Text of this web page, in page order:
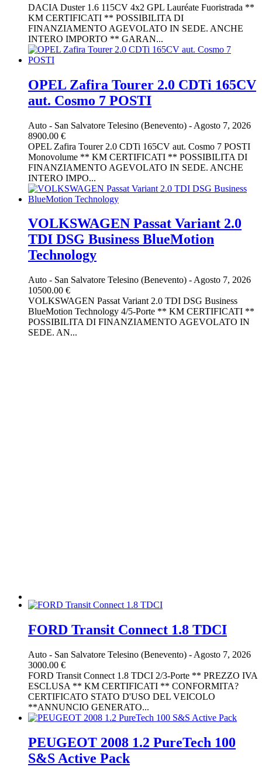
DACIA Duster 1.6 115CV 4x2 GPL Lauréate Fuoristrada **
KM CERTIFICATI ** POSSIBILITA DI
FINANZIAMENTO AGEVOLATO IN SEDE. ANCHE
INTERO IMPORTO ** GARAN...
OPEL Zafira Tourer 2.0 CDTi 165CV
aut. Cosmo 7 POSTI
Auto - San Salvatore Telesino (Benevento) - Agosto 7, 2026
8900.00 €
OPEL Zafira Tourer 2.0 CDTi 165CV aut. Cosmo 7 POSTI
Monovolume ** KM CERTIFICATI ** POSSIBILITA DI
FINANZIAMENTO AGEVOLATO IN SEDE. ANCHE
INTERO IMPO...
VOLKSWAGEN Passat Variant 2.0
TDI DSG Business BlueMotion
Technology
Auto - San Salvatore Telesino (Benevento) - Agosto 7, 2026
10500.00 €
VOLKSWAGEN Passat Variant 2.0 TDI DSG Business
BlueMotion Technology 4/5-Porte ** KM CERTIFICATI **
POSSIBILITA DI FINANZIAMENTO AGEVOLATO IN
SEDE. AN...
FORD Transit Connect 1.8 TDCI
Auto - San Salvatore Telesino (Benevento) - Agosto 7, 2026
3000.00 €
FORD Transit Connect 1.8 TDCI 2/3-Porte ** PREZZO IVA
ESCLUSA ** KM CERTIFICATI ** CONFORMITA?
CERTIFICATO STATO D'USO DEL VEICOLO
**ANNUNCIO GENERATO...
PEUGEOT 2008 1.2 PureTech 100
S&S Active Pack